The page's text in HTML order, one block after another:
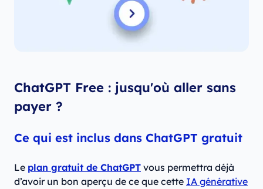
ChatGPT Free : jusqu'où aller sans
payer ?
Ce qui est inclus dans ChatGPT gratuit
Le plan gratuit de ChatGPT vous permettra déjà
d’avoir un bon aperçu de ce que cette IA générative